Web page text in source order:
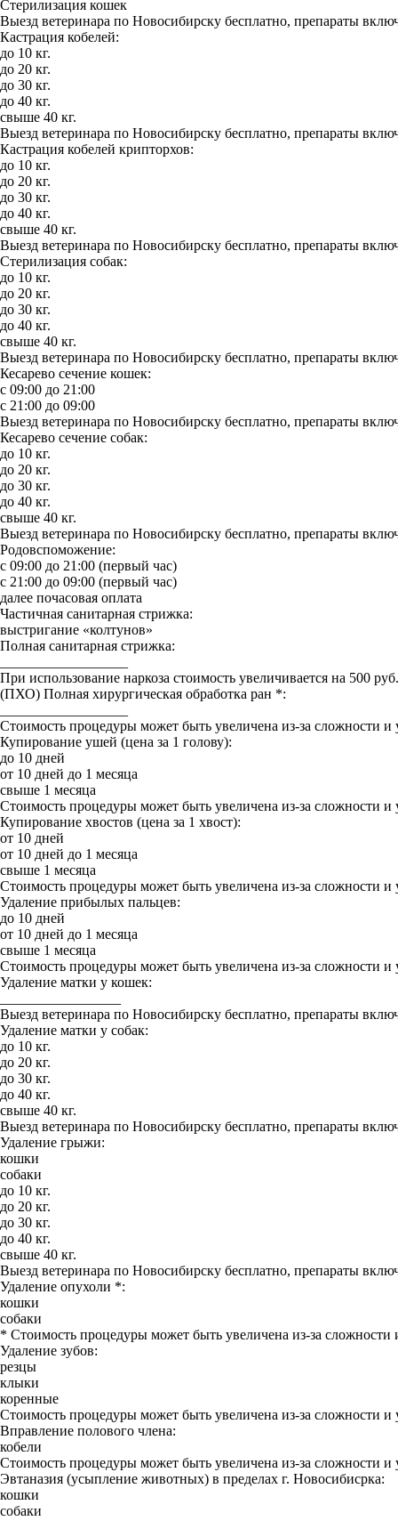
Стерилизация кошек
Выезд ветеринара по Новосибирску бесплатно, препараты
Кастрация кобелей:
до 10 кг.
до 20 кг.
до 30 кг.
до 40 кг.
свыше 40 кг.
Выезд ветеринара по Новосибирску бесплатно, препараты
Кастрация кобелей крипторхов:
до 10 кг.
до 20 кг.
до 30 кг.
до 40 кг.
свыше 40 кг.
Выезд ветеринара по Новосибирску бесплатно, препараты
Стерилизация собак:
до 10 кг.
до 20 кг.
до 30 кг.
до 40 кг.
свыше 40 кг.
Выезд ветеринара по Новосибирску бесплатно, препараты
Кесарево сечение кошек:
с 09:00 до 21:00
с 21:00 до 09:00
Выезд ветеринара по Новосибирску бесплатно, препараты
Кесарево сечение собак:
до 10 кг.
до 20 кг.
до 30 кг.
до 40 кг.
свыше 40 кг.
Выезд ветеринара по Новосибирску бесплатно, препараты
Родовспоможение:
с 09:00 до 21:00 (первый час)
с 21:00 до 09:00 (первый час)
далее почасовая оплата
Частичная санитарная стрижка:
выстригание «колтунов»
Полная санитарная стрижка:
При использование наркоза стоимость увеличивается на 500 руб.
(ПХО) Полная хирургическая обработка ран *:
Стоимость процедуры может быть увеличена из-за сложности и
Купирование ушей (цена за 1 голову):
до 10 дней
от 10 дней до 1 месяца
свыше 1 месяца
Стоимость процедуры может быть увеличена из-за сложности и
Купирование хвостов (цена за 1 хвост):
от 10 дней
от 10 дней до 1 месяца
свыше 1 месяца
Стоимость процедуры может быть увеличена из-за сложности и
Удаление прибылых пальцев:
до 10 дней
от 10 дней до 1 месяца
свыше 1 месяца
Стоимость процедуры может быть увеличена из-за сложности и
Удаление матки у кошек:
Выезд ветеринара по Новосибирску бесплатно, препараты
Удаление матки у собак:
до 10 кг.
до 20 кг.
до 30 кг.
до 40 кг.
свыше 40 кг.
Выезд ветеринара по Новосибирску бесплатно, препараты
Удаление грыжи:
кошки
собаки
до 10 кг.
до 20 кг.
до 30 кг.
до 40 кг.
свыше 40 кг.
Выезд ветеринара по Новосибирску бесплатно, препараты
Удаление опухоли *:
кошки
собаки
* Стоимость процедуры может быть увеличена из-за сложности
Удаление зубов:
резцы
клыки
коренные
Стоимость процедуры может быть увеличена из-за сложности и
Вправление полового члена:
кобели
Стоимость процедуры может быть увеличена из-за сложности и
Эвтаназия (усыпление животных) в пределах г. Новосибисрка:
кошки
собаки